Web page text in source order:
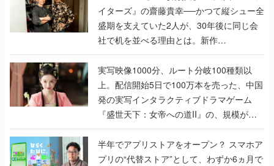
イターズ』の齋藤貴幸──かつて縦シュー全
盛期を支えていた2人が、30年後に同じ会
社で机を並べる理由とは。新作
『TATSUJIN EXTREME』で初タッグを組
んだレジェンド2人に訊く開発秘話
実写映像1000分、ルート分岐100種類以
上。配信開始5日で100万本を売った、中国
発の実写インタラクティブドラマゲーム
『盛世天下：女帝への道II』の、規模が違
うこだわりをプロデューサーに聞いた
半年でアプリストアをオープン？ スマホア
プリの“代替ストア”として、わずか6ヵ月で